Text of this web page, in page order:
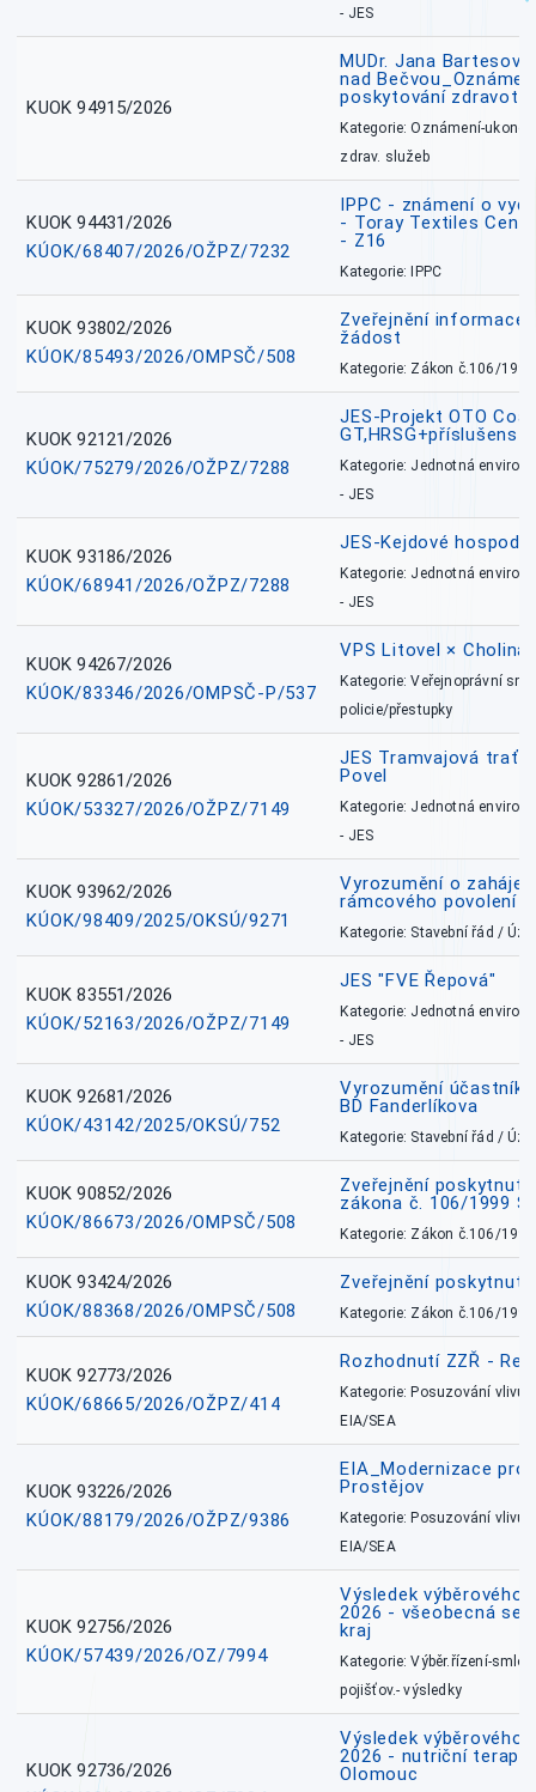
- JES
KUOK 94915/2026
MUDr. Jana
nad
poskytování
Kategorie: Oznámení-
zdrav. služeb
KUOK 94431/2026
KÚOK/68407/2026/OŽPZ/7232
IPPC - známení o
- Toray Textiles
- Z16
Kategorie: IPPC
KUOK 93802/2026
KÚOK/85493/2026/OMPSČ/508
Zveřejnění informace
žádost
Kategorie: Zákon č.106/1999
KUOK 92121/2026
KÚOK/75279/2026/OŽPZ/7288
JES-Projekt OTO
Kategorie: Jednotná
- JES
KUOK 93186/2026
KÚOK/68941/2026/OŽPZ/7288
JES-Kejdové
Kategorie: Jednotná
- JES
KUOK 94267/2026
KÚOK/83346/2026/OMPSČ-P/537
VPS Litovel ×
Kategorie: Veřejnoprávní
policie/přestupky
KUOK 92861/2026
KÚOK/53327/2026/OŽPZ/7149
JES Tramvajová trať
Povel
Kategorie: Jednotná
- JES
KUOK 93962/2026
KÚOK/98409/2025/OKSÚ/9271
Vyrozumění o
rámcového povolení
Kategorie: Stavební řád /
KUOK 83551/2026
KÚOK/52163/2026/OŽPZ/7149
JES "FVE Řepová"
Kategorie: Jednotná
- JES
KUOK 92681/2026
KÚOK/43142/2025/OKSÚ/752
Vyrozumění
BD Fanderlíkova
Kategorie: Stavební řád /
KUOK 90852/2026
KÚOK/86673/2026/OMPSČ/508
Zveřejnění
zákona č. 106/1999
Kategorie: Zákon č.106/1999
KUOK 93424/2026
KÚOK/88368/2026/OMPSČ/508
Zveřejnění
Kategorie: Zákon č.106/1999
KUOK 92773/2026
KÚOK/68665/2026/OŽPZ/414
Rozhodnutí ZZŘ -
Kategorie: Posuzování vlivů
EIA/SEA
KUOK 93226/2026
KÚOK/88179/2026/OŽPZ/9386
EIA_Modernizace
Prostějov
Kategorie: Posuzování vlivů
EIA/SEA
KUOK 92756/2026
KÚOK/57439/2026/OZ/7994
Výsledek výběrového
2026 - všeobecná
kraj
Kategorie: Výběr.řízení-
pojišťov.- výsledky
KUOK 92736/2026
Výsledek výběrového
2026 - nutriční
Olomouc